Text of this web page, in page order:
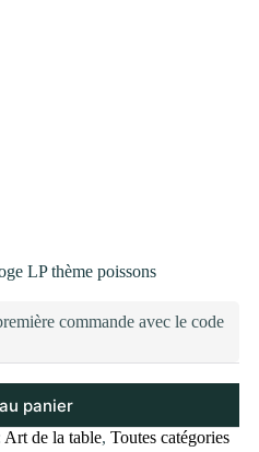
LP thème poissons
commande avec le code
panier
Art de la table, Toutes catégories